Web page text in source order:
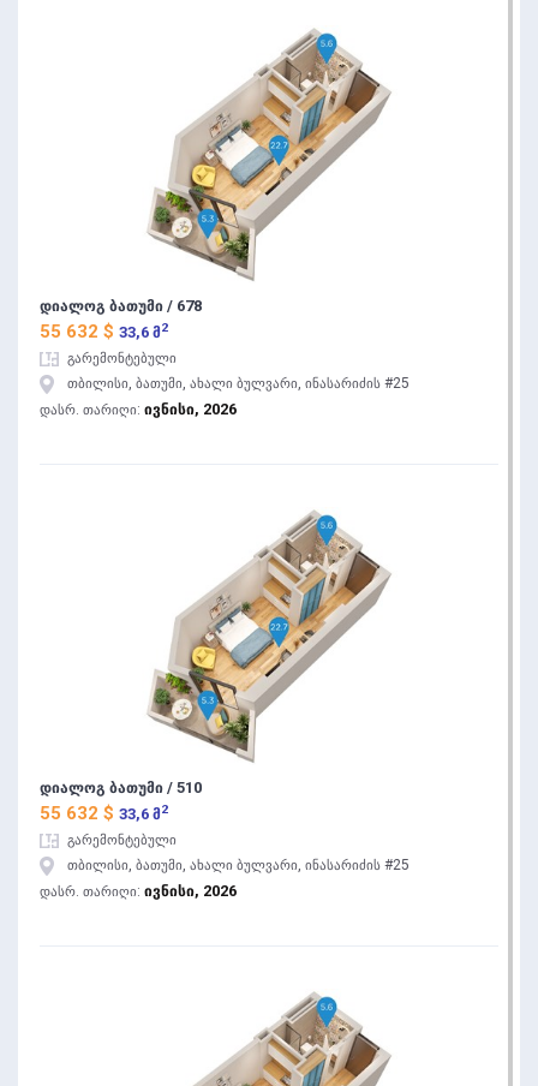
დიალოგ ბათუმი / 678
55 632 $ 33,6 მ 2
გარემონტებული
თბილისი, ბათუმი, ახალი ბულვარი, ინასარიძის #25
დასრ. თარიღი: ივნისი, 2026
დიალოგ ბათუმი / 510
55 632 $ 33,6 მ 2
გარემონტებული
თბილისი, ბათუმი, ახალი ბულვარი, ინასარიძის #25
დასრ. თარიღი: ივნისი, 2026